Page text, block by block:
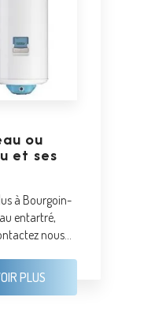
ou
et ses
à Bourgoin-
entartré,
nous...
PLUS